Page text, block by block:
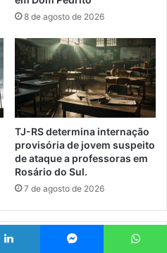
8 de agosto de 2026
TJ-RS determina internação
provisória de jovem suspeito
de ataque a professoras em
Rosário do Sul.
7 de agosto de 2026